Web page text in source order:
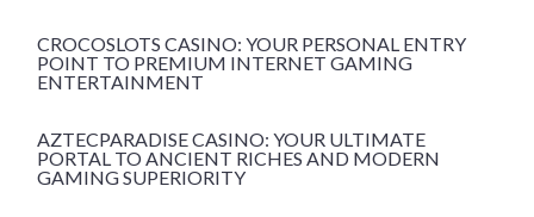
CROCOSLOTS CASINO: YOUR PERSONAL ENTRY
POINT TO PREMIUM INTERNET GAMING
ENTERTAINMENT
AZTECPARADISE CASINO: YOUR ULTIMATE
PORTAL TO ANCIENT RICHES AND MODERN
GAMING SUPERIORITY